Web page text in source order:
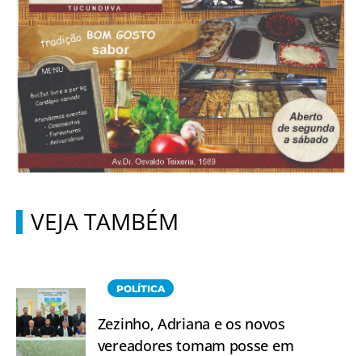
VEJA TAMBÉM
POLÍTICA
Zezinho, Adriana e os novos
vereadores tomam posse em